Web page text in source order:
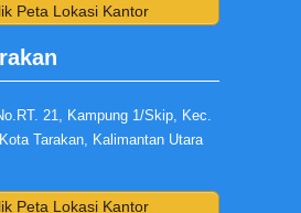
Peta Lokasi Kantor
21, Kampung 1/Skip, Kec.
Tarakan, Kalimantan Utara
Peta Lokasi Kantor